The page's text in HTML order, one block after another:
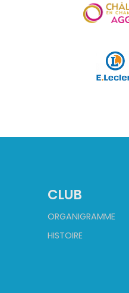
CLUB
ORGANIGRAMME
HISTOIRE